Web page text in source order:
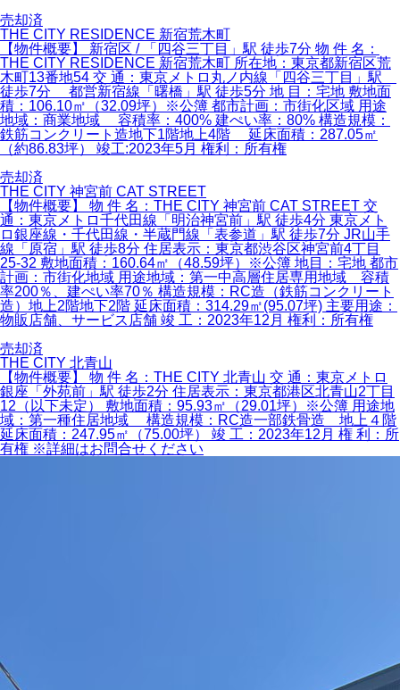
売却済
THE CITY RESIDENCE 新宿荒木町
【物件概要】 新宿区 / 「四谷三丁目」駅 徒歩7分 物 件 名：
THE CITY RESIDENCE 新宿荒木町 所在地：東京都新宿区荒
木町13番地54 交 通：東京メトロ丸ノ内線「四谷三丁目」駅
徒歩7分 都営新宿線「曙橋」駅 徒歩5分 地 目：宅地 敷地面
積：106.10㎡（32.09坪）※公簿 都市計画：市街化区域 用途
地域：商業地域 容積率：400% 建ぺい率：80% 構造規模：
鉄筋コンクリート造地下1階地上4階 延床面積：287.05㎡
（約86.83坪） 竣工:2023年5月 権利：所有権
売却済
THE CITY 神宮前 CAT STREET
【物件概要】 物 件 名：THE CITY 神宮前 CAT STREET 交
通：東京メトロ千代田線「明治神宮前」駅 徒歩4分 東京メト
ロ銀座線・千代田線・半蔵門線「表参道」駅 徒歩7分 JR山手
線「原宿」駅 徒歩8分 住居表示：東京都渋谷区神宮前4丁目
25-32 敷地面積：160.64㎡（48.59坪）※公簿 地目：宅地 都市
計画：市街化地域 用途地域：第一中高層住居専用地域 容積
率200％、建ぺい率70％ 構造規模：RC造（鉄筋コンクリート
造）地上2階地下2階 延床面積：314.29㎡(95.07坪) 主要用途：
物販店舗、サービス店舗 竣 工：2023年12月 権利：所有権
売却済
THE CITY 北青山
【物件概要】 物 件 名：THE CITY 北青山 交 通：東京メトロ
銀座「外苑前」駅 徒歩2分 住居表示：東京都港区北青山2丁目
12（以下未定） 敷地面積：95.93㎡（29.01坪）※公簿 用途地
域：第一種住居地域 構造規模：RC造一部鉄骨造 地上４階
延床面積：247.95㎡（75.00坪） 竣 工：2023年12月 権 利：所
有権 ※詳細はお問合せください